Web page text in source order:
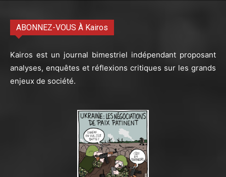
ABONNEZ-VOUS À Kairos
Kairos est un journal bimestriel indépendant proposant
analyses, enquêtes et réflexions critiques sur les grands
enjeux de société.